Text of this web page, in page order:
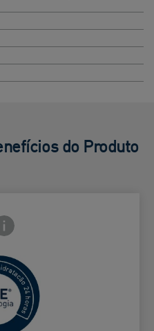
do Produto
Ícone de Info frontal
para uma
todo o dia